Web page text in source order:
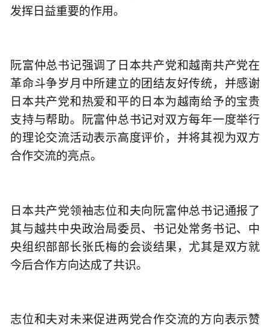
发挥日益重要的作用。
阮富仲总书记强调了日本共产党和越南共产党在
革命斗争岁月中所建立的团结友好传统，并感谢
日本共产党和热爱和平的日本为越南给予的宝贵
支持与帮助。阮富仲总书记对双方每年一度举行
的理论交流活动表示高度评价，并将其视为双方
合作交流的亮点。
日本共产党领袖志位和夫向阮富仲总书记通报了
其与越共中央政治局委员、书记处常务书记、中
央组织部部长张氏梅的会谈结果，尤其是双方就
今后合作方向达成了共识。
志位和夫对未来促进两党合作交流的方向表示赞